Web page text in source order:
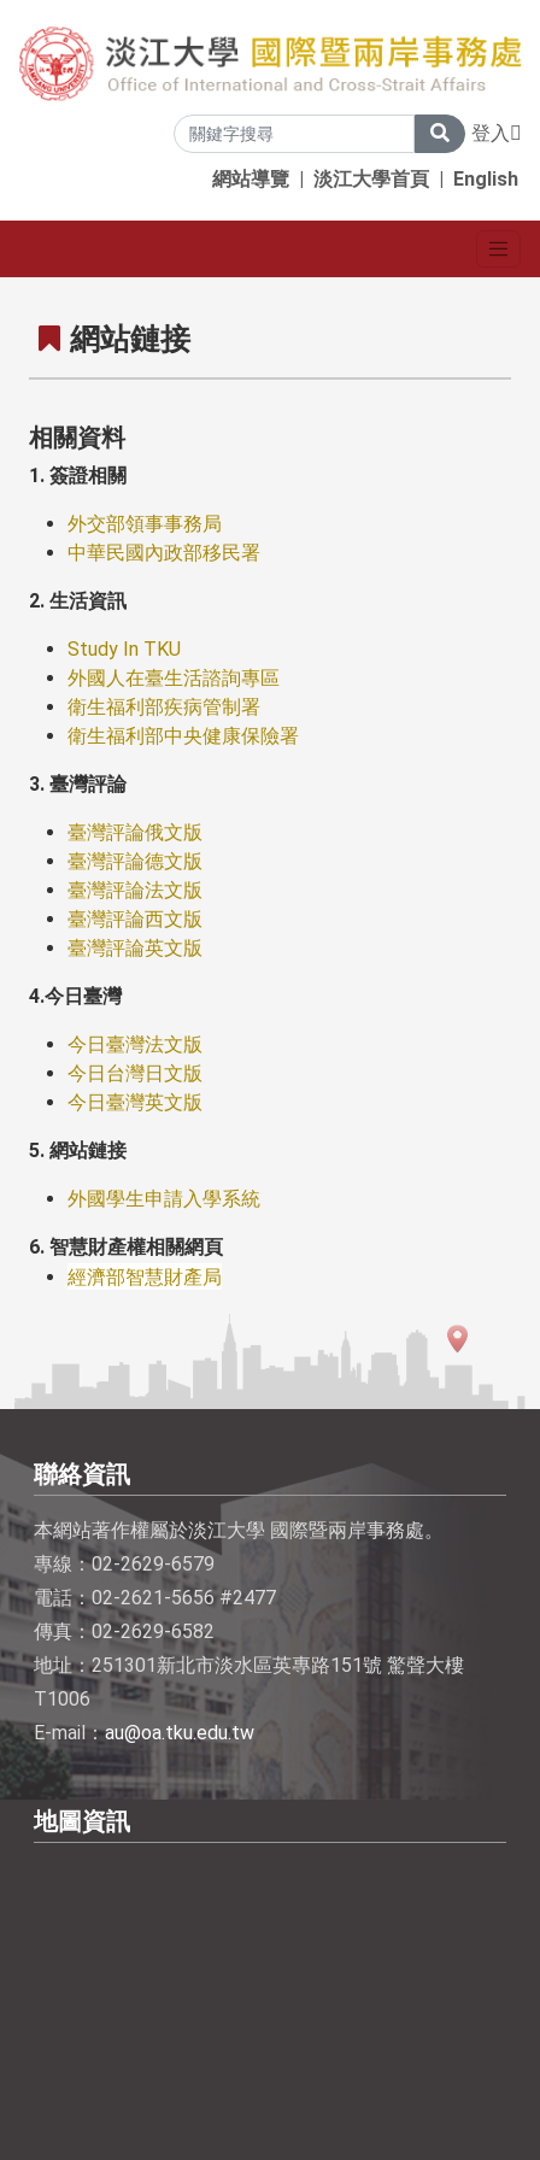
登入
網站導覽 | 淡江大學首頁 | English
網站鏈接
相關資料
1. 簽證相關
外交部領事事務局
中華民國內政部移民署
2. 生活資訊
Study In TKU
外國人在臺生活諮詢專區
衛生福利部疾病管制署
衛生福利部中央健康保險署
3. 臺灣評論
臺灣評論俄文版
臺灣評論德文版
臺灣評論法文版
臺灣評論西文版
臺灣評論英文版
4.今日臺灣
今日臺灣法文版
今日台灣日文版
今日臺灣英文版
5. 網站鏈接
外國學生申請入學系統
6. 智慧財產權相關網頁
經濟部智慧財產局
聯絡資訊
本網站著作權屬於淡江大學 國際暨兩岸事務處。
專線：02-2629-6579
電話：02-2621-5656 #2477
傳真：02-2629-6582
地址：251301新北市淡水區英專路151號 驚聲大樓
T1006
E-mail：au@oa.tku.edu.tw
地圖資訊